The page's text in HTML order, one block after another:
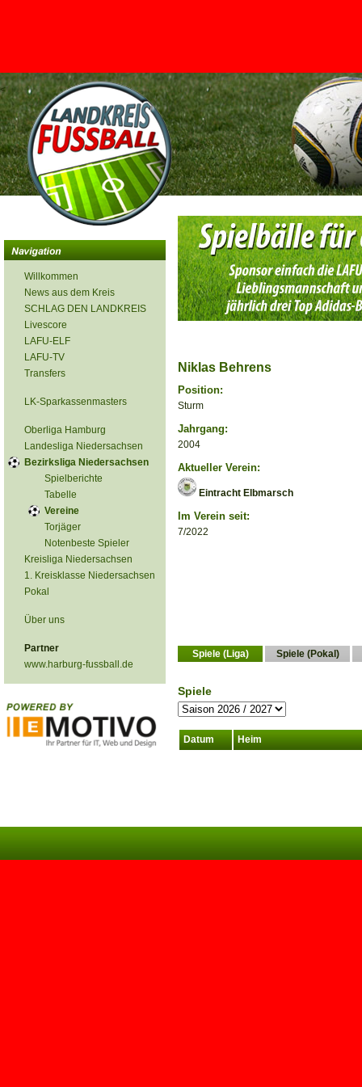
<
Willkommen
News aus dem Kreis
SCHLAG DEN LANDKREIS
Livescore
LAFU-ELF
LAFU-TV
Transfers
LK-Sparkassenmasters
Oberliga Hamburg
Landesliga Niedersachsen
Bezirksliga Niedersachsen
Spielberichte
Tabelle
Vereine
Torjäger
Notenbeste Spieler
Kreisliga Niedersachsen
1. Kreisklasse Niedersachsen
Pokal
Über uns
Partner
www.harburg-fussball.de
Niklas Behrens
Position:
Sturm
Jahrgang:
2004
Aktueller Verein:
Eintracht Elbmarsch
Im Verein seit:
7/2022
Spiele (Liga) Spiele (Pokal)
Spiele
Datum Heim